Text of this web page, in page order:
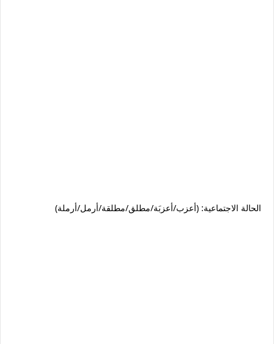
الحالة الاجتماعية: (أعزب/أعزبَة/مطلق/مطلقة/أرمل/أرملة)